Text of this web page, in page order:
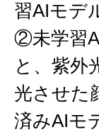
習AIモデ
②未学習
と、紫外
光させた
済みAIモ